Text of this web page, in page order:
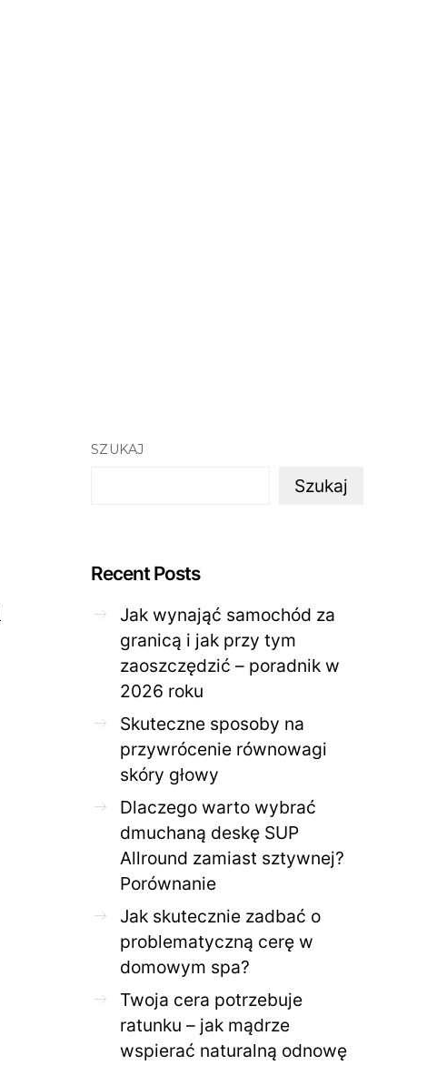
SZUKAJ
Szukaj
Recent Posts
Jak wynająć samochód za
granicą i jak przy tym
zaoszczędzić – poradnik w
2026 roku
Skuteczne sposoby na
przywrócenie równowagi
skóry głowy
Dlaczego warto wybrać
dmuchaną deskę SUP
Allround zamiast sztywnej?
Porównanie
Jak skutecznie zadbać o
problematyczną cerę w
domowym spa?
Twoja cera potrzebuje
ratunku – jak mądrze
wspierać naturalną odnowę